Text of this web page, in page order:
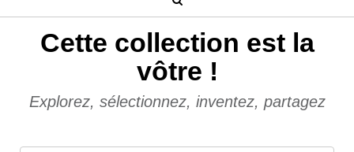
Cette collection est la
vôtre !
Explorez, sélectionnez, inventez, partagez